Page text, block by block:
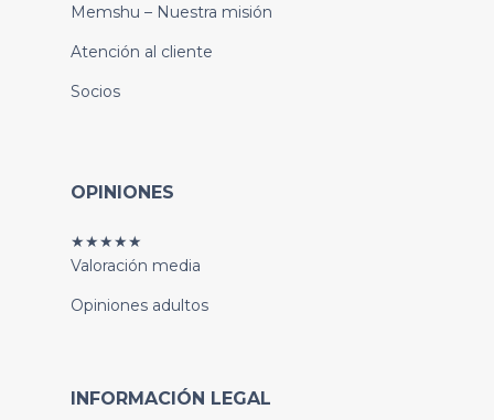
Memshu – Nuestra misión
Atención al cliente
Socios
OPINIONES
★★★★★
Valoración media
Opiniones adultos
INFORMACIÓN LEGAL